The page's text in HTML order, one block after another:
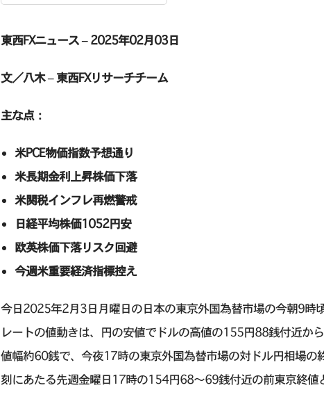
東西FXニュース – 2025年02月03日
文／八木 – 東西FXリサーチチーム
主な点：
米PCE物価指数予想通り
米長期金利上昇株価下落
米関税インフレ再燃警戒
日経平均株価1052円安
欧英株価下落リスク回避
今週米重要経済指標控え
今日2025年2月3日月曜日の日本の東京外国為替市場の今朝9時
レートの値動きは、円の安値でドルの高値の155円88銭付近か
値幅約60銭で、今夜17時の東京外国為替市場の対ドル円相場
刻にあたる先週金曜日17時の154円68〜69銭付近の前東京終値